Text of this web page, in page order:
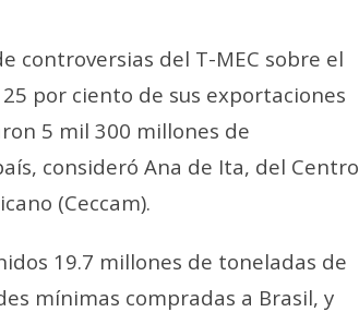
controversias del T-MEC sobre el
por ciento de sus exportaciones
5 mil 300 millones de
, consideró Ana de Ita, del Centro
(Ceccam).
19.7 millones de toneladas de
mínimas compradas a Brasil, y